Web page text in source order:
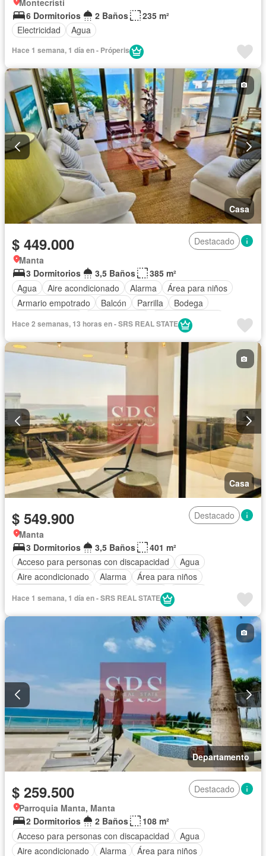
6 Dormitorios
2 Baños
235 m²
Electricidad
Agua
Hace 1 semana, 1 día en - Próperis
Casa
$ 449.000
Destacado
Manta
3 Dormitorios
3,5 Baños
385 m²
Agua
Aire acondicionado Alarma
Área para niños
Armario empotrado
Balcón Parrilla
Bodega
Cocina equipada
Gimnasio
Garita de guardianía
Internet Jacuzzi Jardín
Patio
Sauna Seguridad Terraza
Vista panorámica
Hace 2 semanas, 13 horas en - SRS REAL STATE
Casa
$ 549.900
Destacado
Manta
3 Dormitorios
3,5 Baños
401 m²
Acceso para personas con discapacidad
Agua
Aire acondicionado
Alarma
Área para niños
Parrilla
Cocina equipada
Estacionamiento
Gimnasio
Internet Jacuzzi Jardín
Patio
Sauna Seguridad
Terraza
Wifi Sin amoblar
Hace 1 semana, 1 día en - SRS REAL STATE
Departamento
$ 259.500
Destacado
Parroquia Manta, Manta
2 Dormitorios
2 Baños
108 m²
Acceso para personas con discapacidad
Agua
Aire acondicionado
Alarma
Área para niños